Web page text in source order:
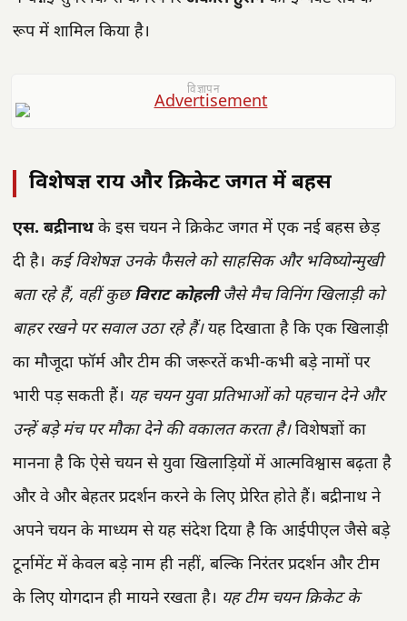
रूप में शामिल किया है।
विज्ञापन
विशेषज्ञ राय और क्रिकेट जगत में बहस
एस. बद्रीनाथके इस चयन ने क्रिकेट जगत में एक नई बहस छेड़
दी है। कई विशेषज्ञ उनके फैसले को साहसिक और भविष्योन्मुखी
बता रहे हैं, वहीं कुछविराट कोहलीजैसे मैच विनिंग खिलाड़ी को
बाहर रखने पर सवाल उठा रहे हैं।यह दिखाता है कि एक खिलाड़ी
का मौजूदा फॉर्म और टीम की जरूरतें कभी-कभी बड़े नामों पर
भारी पड़ सकती हैं। यह चयन युवा प्रतिभाओं को पहचान देने और
उन्हें बड़े मंच पर मौका देने की वकालत करता है।विशेषज्ञों का
मानना है कि ऐसे चयन से युवा खिलाड़ियों में आत्मविश्वास बढ़ता है
और वे और बेहतर प्रदर्शन करने के लिए प्रेरित होते हैं। बद्रीनाथ ने
अपने चयन के माध्यम से यह संदेश दिया है कि आईपीएल जैसे बड़े
टूर्नामेंट में केवल बड़े नाम ही नहीं, बल्कि निरंतर प्रदर्शन और टीम
के लिए योगदान ही मायने रखता है। यह टीम चयन क्रिकेट के